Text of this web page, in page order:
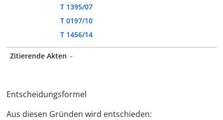
T 1395/07
T 0197/10
T 1456/14
Zitierende Akten -
Entscheidungsformel
Aus diesen Gründen wird entschieden: